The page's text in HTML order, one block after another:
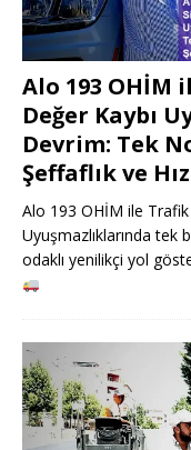
Alo 193 OHİM
Değer Kaybı
Devrim: Tek
Şeffaflık ve
Alo 193 OHİM ile Trafik
Uyuşmazlıklarında tek
odaklı yenilikçi yol